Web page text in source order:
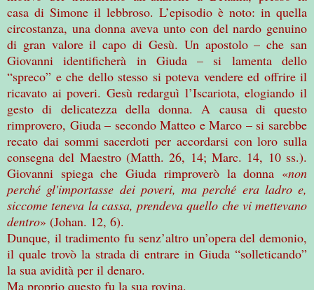
casa di Simone il lebbroso. L’episodio è noto: in quella
circostanza, una donna aveva unto con del nardo genuino
di gran valore il capo di Gesù. Un apostolo – che san
Giovanni identificherà in Giuda – si lamenta dello
“spreco” e che dello stesso si poteva vendere ed offrire il
ricavato ai poveri. Gesù redarguì l’Iscariota, elogiando il
gesto di delicatezza della donna. A causa di questo
rimprovero, Giuda – secondo Matteo e Marco – si sarebbe
recato dai sommi sacerdoti per accordarsi con loro sulla
consegna del Maestro (Matth. 26, 14; Marc. 14, 10 ss.).
Giovanni spiega che Giuda rimproverò la donna «non
perché gl'importasse dei poveri, ma perché era ladro e,
siccome teneva la cassa, prendeva quello che vi mettevano
dentro» (Johan. 12, 6).
Dunque, il tradimento fu senz’altro un’opera del demonio,
il quale trovò la strada di entrare in Giuda “solleticando”
la sua avidità per il denaro.
Ma proprio questo fu la sua rovina.